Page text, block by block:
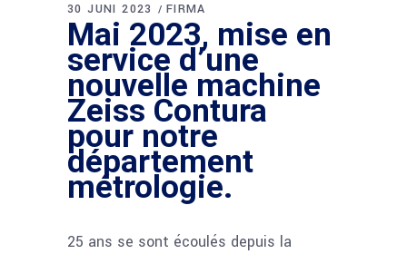
30 JUNI 2023 FIRMA
Mai 2023, mise en
service d’une
nouvelle machine
Zeiss Contura
pour notre
département
métrologie.
25 ans se sont écoulés depuis la